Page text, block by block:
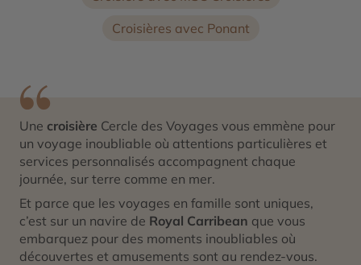
Croisières avec Ponant
Une croisière Cercle des Voyages vous emmène pour
un voyage inoubliable où attentions particulières et
services personnalisés accompagnent chaque
journée, sur terre comme en mer.
Et parce que les voyages en famille sont uniques,
c’est sur un navire de Royal Carribean que vous
embarquez pour des moments inoubliables où
découvertes et amusements sont au rendez-vous.